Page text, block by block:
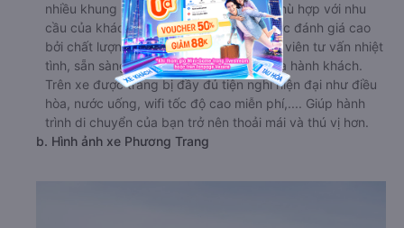
nhiều khung giờ khởi hành khác nhau, phù hợp với nhu
cầu của khách hàng. Phương Trang được đánh giá cao
bởi chất lượng dịch vụ tốt. Đội ngũ nhân viên tư vấn nhiệt
tình, sẵn sàng giải đáp mọi thắc mắc của hành khách.
Trên xe được trang bị đầy đủ tiện nghi hiện đại như điều
hòa, nước uống, wifi tốc độ cao miễn phí,.... Giúp hành
trình di chuyển của bạn trở nên thoải mái và thú vị hơn.
b. Hình ảnh xe Phương Trang